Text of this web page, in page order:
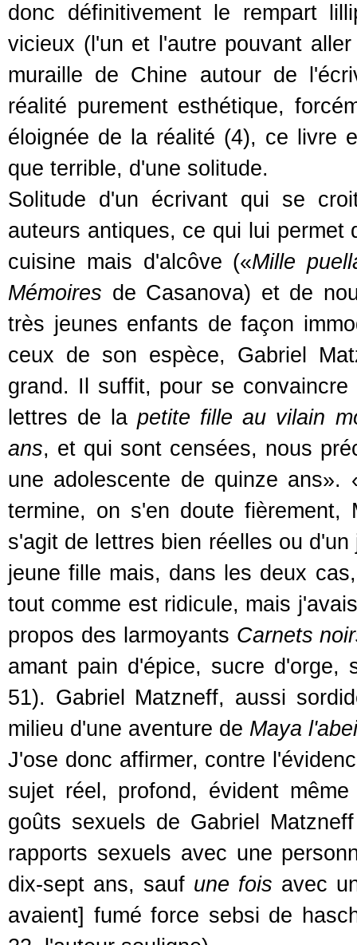
donc définitivement le rempart
vicieux (l'un et l'autre pouvant
muraille de Chine autour de
réalité purement esthétique,
éloignée de la réalité (4), ce livre
que terrible, d'une solitude.
Solitude d'un écrivant qui se
auteurs antiques, ce qui lui
cuisine mais d'alcôve («Mille
Mémoires de Casanova) et de
très jeunes enfants de façon
ceux de son espèce, Gabriel
grand. Il suffit, pour se
lettres de lapetite fille au vilain
ans, et qui sont censées, nous
une adolescente de quinze
termine, on s'en doute
s'agit de lettres bien réelles ou
jeune fille mais, dans les deux
tout comme est ridicule, mais
propos des larmoyants Carnets
amant pain d'épice, sucre
51). Gabriel Matzneff, aussi
milieu d'une aventure de Maya
J'ose donc affirmer, contre
sujet réel, profond, évident
goûts sexuels de Gabriel
rapports sexuels avec une
dix-sept ans, sauf une fois avec
avaient] fumé force sebsi de